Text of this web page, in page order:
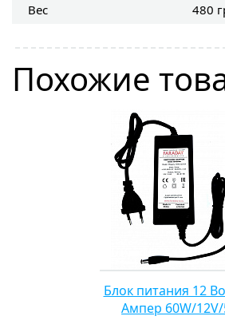
Вес
480
Похожие
Блок питания 12
Ампер 60W/